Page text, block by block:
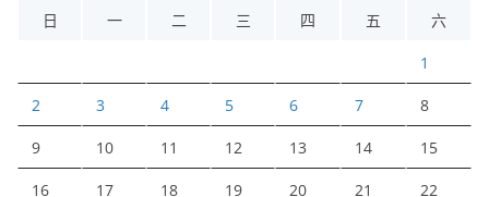
日
一 二 三 四 五 六
1
2 3 4 5 6 7 8
9 10 11 12 13 14 15
16 17 18 19 20 21 22